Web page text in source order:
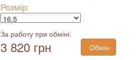
Розмір:
За работу при обміні:
3 820 грн
Обмін